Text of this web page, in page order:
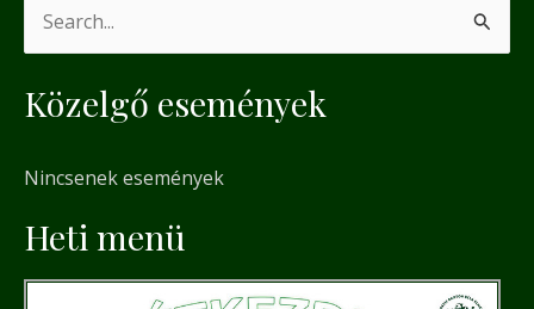
a
c
f
Közelgő események
Nincsenek események
Heti menü